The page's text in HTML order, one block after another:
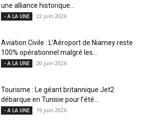
une alliance historique...
- A LA UNE 22 juin 2026
Aviation Civile : L’Aéroport de Niamey reste
100% opérationnel malgré les...
- A LA UNE 20 juin 2026
Tourisme : Le géant britannique Jet2
débarque en Tunisie pour l’été...
- A LA UNE 19 juin 2026